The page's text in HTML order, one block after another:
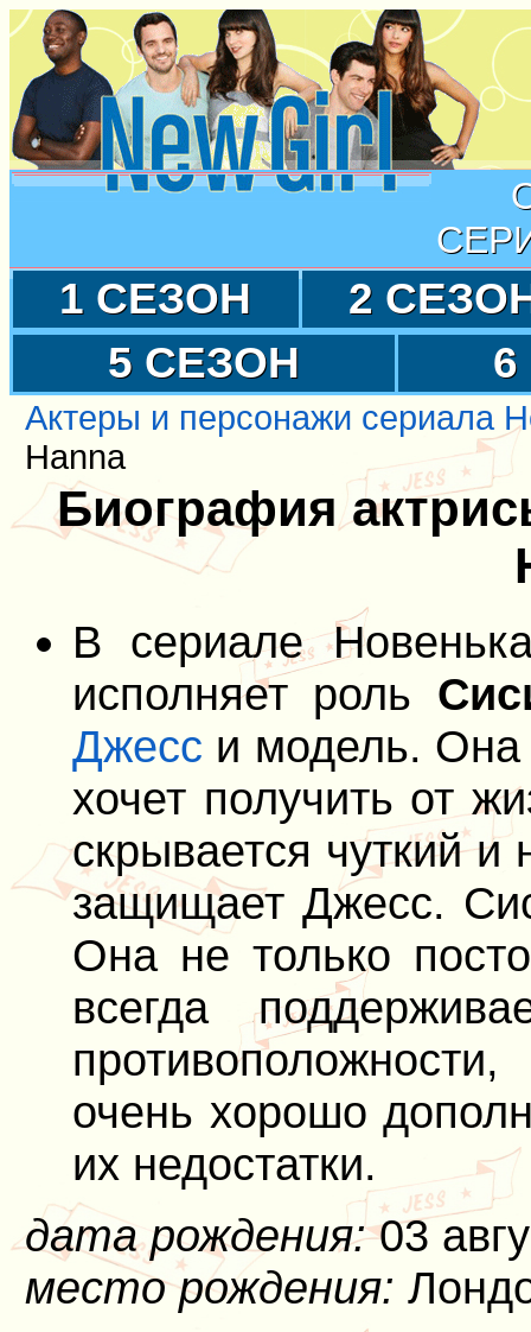
1 СЕЗОН
2
5 СЕЗОН
Актеры и персонажи сериала
Hanna
Биография
В сериале
исполняет роль
Джесс и модель. Она
хочет получить от
скрывается чуткий
защищает Джесс.
Она не только
всегда
очень хорошо
их недостатки.
дата рождения:03
место рождения: